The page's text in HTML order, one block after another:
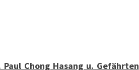
Chong Hasang u. Gefährten